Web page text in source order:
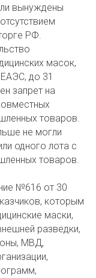
вынуждены
РФ.
масок,
до 31
запрет на
товаров.
не могли
одного лота с
товаров.
№616 от 30
которым
маски,
разведки,
МВД,